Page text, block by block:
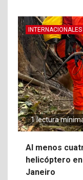
INTERNACIONALES
1 lectura
Al menos
helicóptero
Janeiro